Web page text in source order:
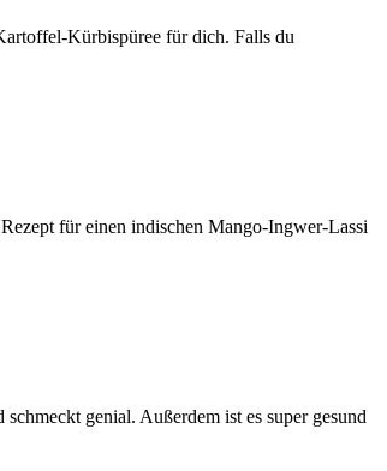
Kürbispüree für dich. Falls du
für einen indischen Mango-Ingwer-Lassi
genial. Außerdem ist es super gesund